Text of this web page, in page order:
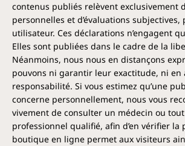
contenus publiés relèvent exclusivement
personnelles et d’évaluations
utilisateur. Ces déclarations n’engagent
Elles sont publiées dans le cadre de la
Néanmoins, nous nous en distançons
pouvons ni garantir leur exactitude, ni en
responsabilité. Si vous estimez qu’une
concerne personnellement, nous vous
vivement de consulter un médecin ou
professionnel qualifié, afin d’en vérifier la
boutique en ligne permet aux visiteurs